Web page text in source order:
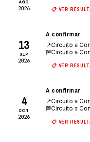
AGO
2026 📋 VER
13
SEP
2026
A confirmar
📍Circuito a
🏁Circuito a
📋 VER
4
OCT
2026
A confirmar
📍Circuito a
🏁Circuito a
📋 VER